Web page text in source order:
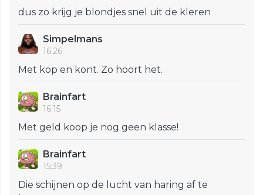
dus zo krijg je blondjes snel uit de kleren
Simpelmans
16:26
Met kop en kont. Zo hoort het.
Brainfart
16:15
Met geld koop je nog geen klasse!
Brainfart
15:39
Die schijnen op de lucht van haring af te